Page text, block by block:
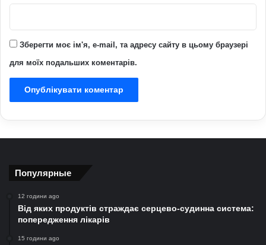
Зберегти моє ім'я, e-mail, та адресу сайту в цьому браузері
для моїх подальших коментарів.
Популярные
12 години ago
Від яких продуктів страждає серцево-судинна система:
попередження лікарів
15 години ago